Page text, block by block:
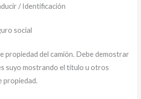
/ Identificación
social
propiedad del camión. Debe demostrar
suyo mostrando el título u otros
propiedad.